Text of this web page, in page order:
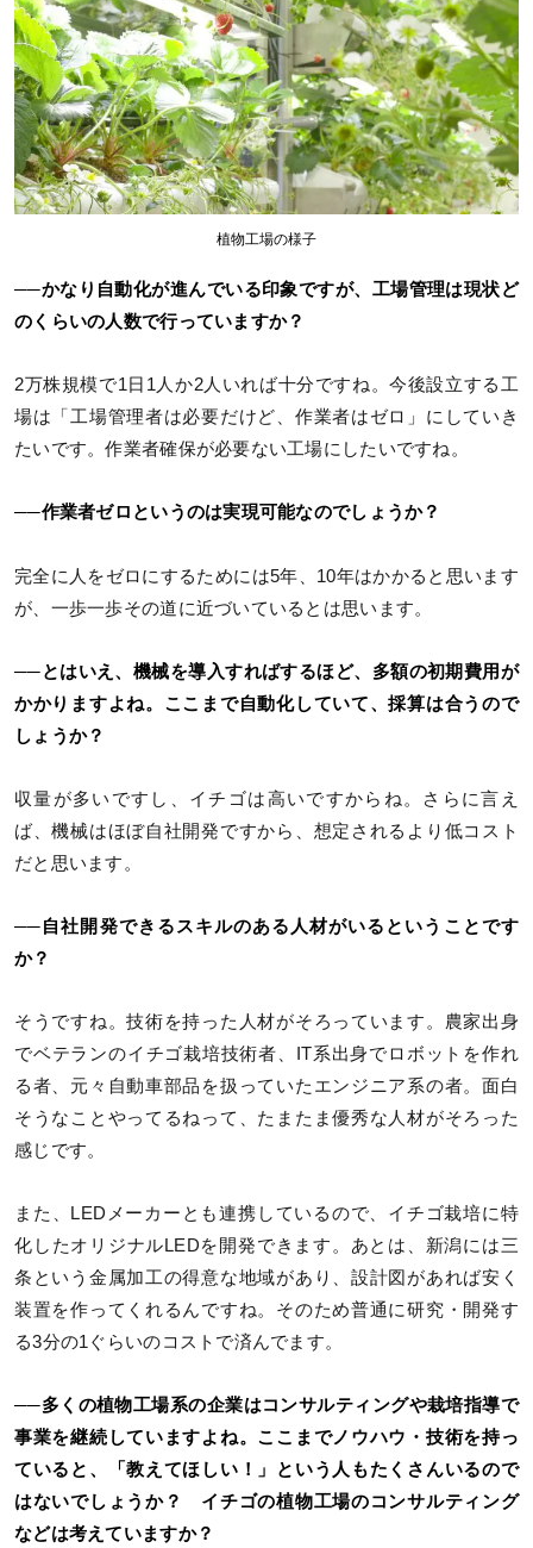
植物工場の様子
──かなり自動化が進んでいる印象ですが、工場管理は現状ど
のくらいの人数で行っていますか？
2万株規模で1日1人か2人いれば十分ですね。今後設立する工
場は「工場管理者は必要だけど、作業者はゼロ」にしていき
たいです。作業者確保が必要ない工場にしたいですね。
──作業者ゼロというのは実現可能なのでしょうか？
完全に人をゼロにするためには5年、10年はかかると思います
が、一歩一歩その道に近づいているとは思います。
──とはいえ、機械を導入すればするほど、多額の初期費用が
かかりますよね。ここまで自動化していて、採算は合うので
しょうか？
収量が多いですし、イチゴは高いですからね。さらに言え
ば、機械はほぼ自社開発ですから、想定されるより低コスト
だと思います。
──自社開発できるスキルのある人材がいるということです
か？
そうですね。技術を持った人材がそろっています。農家出身
でベテランのイチゴ栽培技術者、IT系出身でロボットを作れ
る者、元々自動車部品を扱っていたエンジニア系の者。面白
そうなことやってるねって、たまたま優秀な人材がそろった
感じです。
また、LEDメーカーとも連携しているので、イチゴ栽培に特
化したオリジナルLEDを開発できます。あとは、新潟には三
条という金属加工の得意な地域があり、設計図があれば安く
装置を作ってくれるんですね。そのため普通に研究・開発す
る3分の1ぐらいのコストで済んでます。
──多くの植物工場系の企業はコンサルティングや栽培指導で
事業を継続していますよね。ここまでノウハウ・技術を持っ
ていると、「教えてほしい！」という人もたくさんいるので
はないでしょうか？ イチゴの植物工場のコンサルティング
などは考えていますか？